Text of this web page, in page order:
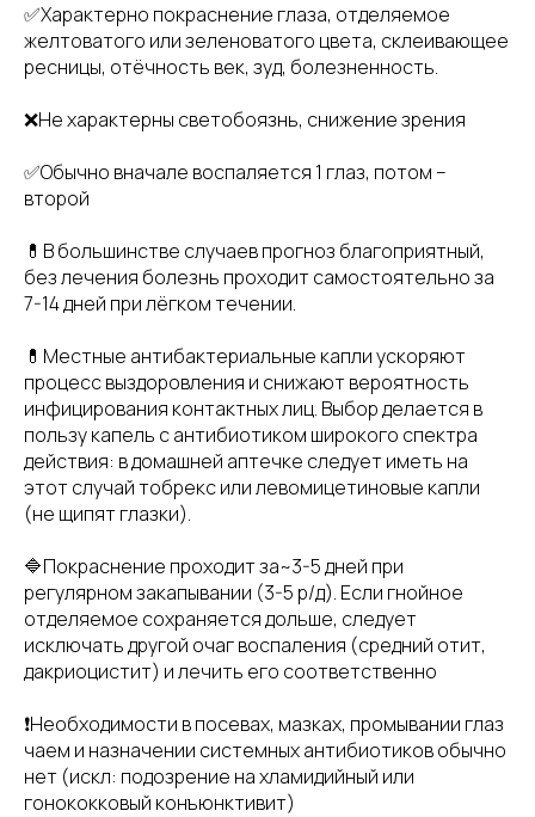
✅Характерно покраснение глаза, отделяемое
желтоватого или зеленоватого цвета, склеивающее
ресницы, отёчность век, зуд, болезненность.
❌Не характерны светобоязнь, снижение зрения
✅Обычно вначале воспаляется 1 глаз, потом –
второй
💊В большинстве случаев прогноз благоприятный,
без лечения болезнь проходит самостоятельно за
7-14 дней при лёгком течении.
💊Местные антибактериальные капли ускоряют
процесс выздоровления и снижают вероятность
инфицирования контактных лиц. Выбор делается в
пользу капель с антибиотиком широкого спектра
действия: в домашней аптечке следует иметь на
этот случай тобрекс или левомицетиновые капли
(не щипят глазки).
🔷Покраснение проходит за~3-5 дней при
регулярном закапывании (3-5 р/д). Если гнойное
отделяемое сохраняется дольше, следует
исключать другой очаг воспаления (средний отит,
дакриоцистит) и лечить его соответственно
❗Необходимости в посевах, мазках, промывании глаз
чаем и назначении системных антибиотиков обычно
нет (искл: подозрение на хламидийный или
гонококковый конъюнктивит)